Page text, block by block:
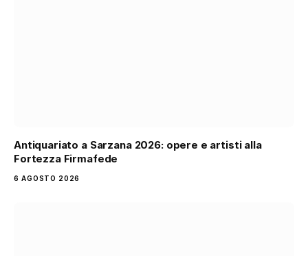
Antiquariato a Sarzana 2026: opere e artisti alla
Fortezza Firmafede
6 AGOSTO 2026